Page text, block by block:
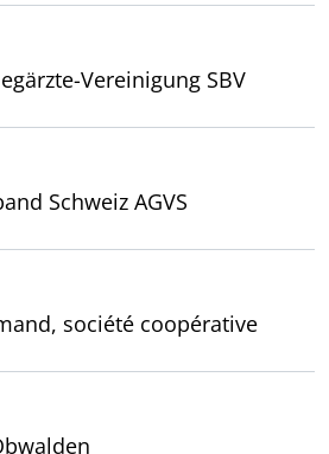
Vereinigung SBV
Schweiz AGVS
société coopérative